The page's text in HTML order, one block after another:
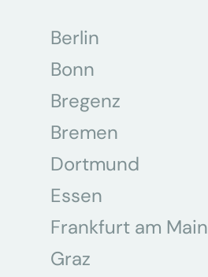
Berlin
Bonn
Bregenz
Bremen
Dortmund
Essen
Frankfurt am Main
Graz